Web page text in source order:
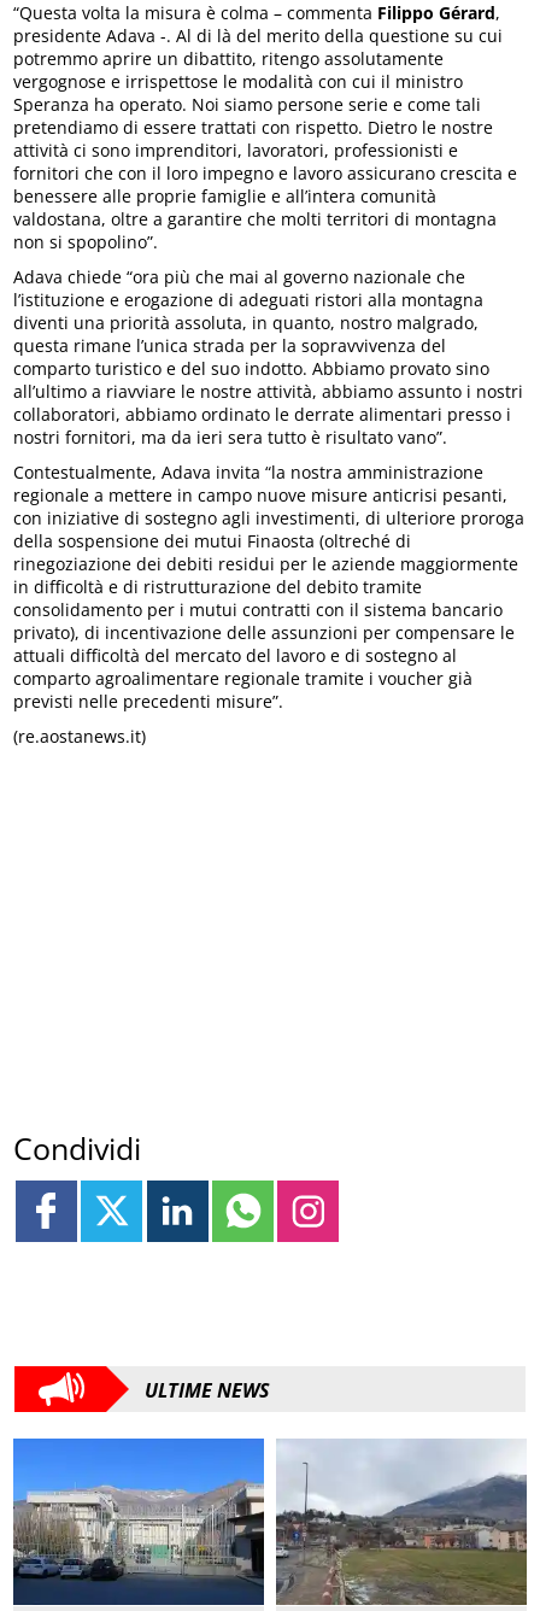
“Questa volta la misura è colma – commenta Filippo Gérard,
presidente Adava -. Al di là del merito della questione su cui
potremmo aprire un dibattito, ritengo assolutamente
vergognose e irrispettose le modalità con cui il ministro
Speranza ha operato. Noi siamo persone serie e come tali
pretendiamo di essere trattati con rispetto. Dietro le nostre
attività ci sono imprenditori, lavoratori, professionisti e
fornitori che con il loro impegno e lavoro assicurano crescita e
benessere alle proprie famiglie e all’intera comunità
valdostana, oltre a garantire che molti territori di montagna
non si spopolino”.
Adava chiede “ora più che mai al governo nazionale che
l’istituzione e erogazione di adeguati ristori alla montagna
diventi una priorità assoluta, in quanto, nostro malgrado,
questa rimane l’unica strada per la sopravvivenza del
comparto turistico e del suo indotto. Abbiamo provato sino
all’ultimo a riavviare le nostre attività, abbiamo assunto i nostri
collaboratori, abbiamo ordinato le derrate alimentari presso i
nostri fornitori, ma da ieri sera tutto è risultato vano”.
Contestualmente, Adava invita “la nostra amministrazione
regionale a mettere in campo nuove misure anticrisi pesanti,
con iniziative di sostegno agli investimenti, di ulteriore proroga
della sospensione dei mutui Finaosta (oltreché di
rinegoziazione dei debiti residui per le aziende maggiormente
in difficoltà e di ristrutturazione del debito tramite
consolidamento per i mutui contratti con il sistema bancario
privato), di incentivazione delle assunzioni per compensare le
attuali difficoltà del mercato del lavoro e di sostegno al
comparto agroalimentare regionale tramite i voucher già
previsti nelle precedenti misure”.
(re.aostanews.it)
Condividi
ULTIME NEWS